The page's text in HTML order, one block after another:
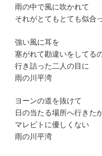
雨の中で風に吹かれて
それがとてもとても似合
強い風に耳を
塞がれて勘違いをしてる
行き詰った二人の目に
雨の川平湾
ヨーンの道を抜けて
日の当たる場所へ行きた
マレビトに優しくない
雨の川平湾